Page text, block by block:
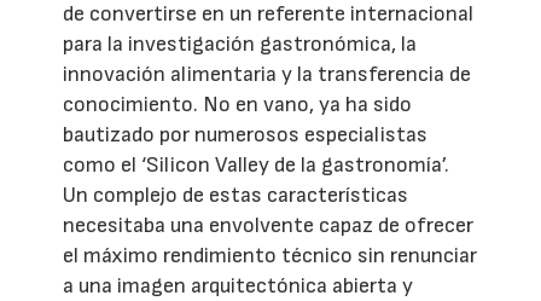
de convertirse en un referente internacional
para la investigación gastronómica, la
innovación alimentaria y la transferencia de
conocimiento. No en vano, ya ha sido
bautizado por numerosos especialistas
como el ‘Silicon Valley de la gastronomía’.
Un complejo de estas características
necesitaba una envolvente capaz de ofrecer
el máximo rendimiento técnico sin renunciar
a una imagen arquitectónica abierta y